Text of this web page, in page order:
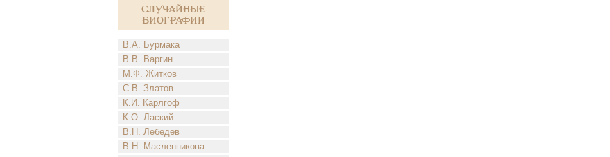
Случайные
биографии
В.А. Бурмака
В.В. Варгин
М.Ф. Житков
С.В. Златов
К.И. Карлгоф
К.О. Лаский
В.Н. Лебедев
В.Н. Масленникова